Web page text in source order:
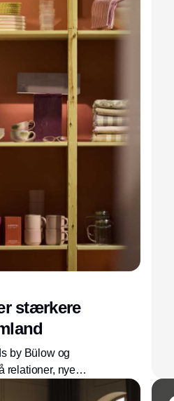
stærkere
by Bülow og
relationer, nye